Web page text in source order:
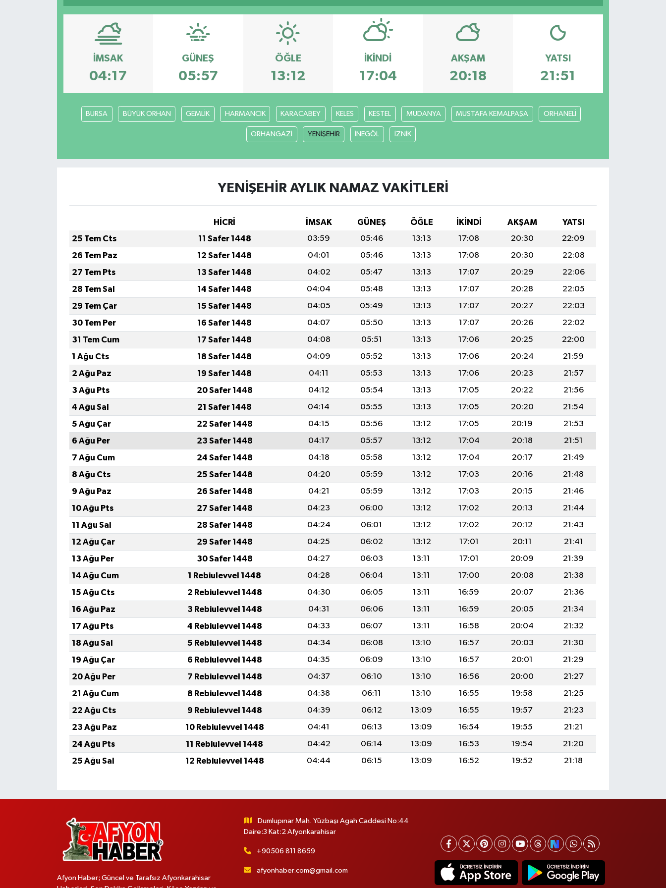
İMSAK
04:17
GÜNEŞ
05:57
ÖĞLE
13:12
İKINDI
17:04
AKŞAM
20:18
YATSI
21:51
BURSA BÜYÜK ORHAN GEMLİK HARMANCIK KARACABEY KELES KESTEL MUDANYA MUSTAFA KEMALPAŞA ORHANELİ
ORHANGAZİ YENİŞEHİR İNEGÖL İZNİK
YENİŞEHİR AYLIK NAMAZ VAKITLERI
HİCRİ İMSAK GÜNEŞ ÖĞLE İKINDI AKŞAM
YATSI
25 Tem Cts
11 Safer 1448 03:59 05:46 13:13 17:08 20:30
22:09
26 Tem Paz
12 Safer 1448 04:01 05:46 13:13 17:08 20:30
22:08
27 Tem Pts
13 Safer 1448 04:02 05:47 13:13 17:07 20:29
22:06
28 Tem Sal
14 Safer 1448 04:04 05:48 13:13 17:07 20:28
22:05
29 Tem Çar
15 Safer 1448 04:05 05:49 13:13 17:07 20:27
22:03
30 Tem Per
16 Safer 1448 04:07 05:50 13:13 17:07 20:26
22:02
31 Tem Cum
17 Safer 1448 04:08 05:51 13:13 17:06 20:25
22:00
1 Ağu Cts
18 Safer 1448 04:09 05:52 13:13 17:06 20:24
21:59
2 Ağu Paz
19 Safer 1448 04:11 05:53 13:13 17:06 20:23
21:57
3 Ağu Pts
20 Safer 1448 04:12 05:54 13:13 17:05 20:22
21:56
4 Ağu Sal
21 Safer 1448 04:14 05:55 13:13 17:05 20:20
21:54
5 Ağu Çar
22 Safer 1448 04:15 05:56 13:12 17:05 20:19
21:53
6 Ağu Per
23 Safer 1448 04:17 05:57 13:12 17:04 20:18
21:51
7 Ağu Cum
24 Safer 1448 04:18 05:58 13:12 17:04 20:17
21:49
8 Ağu Cts
25 Safer 1448 04:20 05:59 13:12 17:03 20:16
21:48
9 Ağu Paz
26 Safer 1448 04:21 05:59 13:12 17:03 20:15
21:46
10 Ağu Pts
27 Safer 1448 04:23 06:00 13:12 17:02 20:13
21:44
11 Ağu Sal
28 Safer 1448 04:24 06:01 13:12 17:02 20:12
21:43
12 Ağu Çar
29 Safer 1448 04:25 06:02 13:12 17:01 20:11
21:41
13 Ağu Per
30 Safer 1448 04:27 06:03 13:11 17:01 20:09
21:39
14 Ağu Cum
1 Rebiulevvel 1448 04:28 06:04 13:11 17:00 20:08
21:38
15 Ağu Cts
2 Rebiulevvel 1448 04:30 06:05 13:11 16:59 20:07
21:36
16 Ağu Paz
3 Rebiulevvel 1448 04:31 06:06 13:11 16:59 20:05
21:34
17 Ağu Pts
4 Rebiulevvel 1448 04:33 06:07 13:11 16:58 20:04
21:32
18 Ağu Sal
5 Rebiulevvel 1448 04:34 06:08 13:10 16:57 20:03
21:30
19 Ağu Çar
6 Rebiulevvel 1448 04:35 06:09 13:10 16:57 20:01
21:29
20 Ağu Per
7 Rebiulevvel 1448 04:37 06:10 13:10 16:56 20:00
21:27
21 Ağu Cum
8 Rebiulevvel 1448 04:38 06:11 13:10 16:55 19:58
21:25
22 Ağu Cts
9 Rebiulevvel 1448 04:39 06:12 13:09 16:55 19:57
21:23
23 Ağu Paz
10 Rebiulevvel 1448 04:41 06:13 13:09 16:54 19:55
21:21
24 Ağu Pts
11 Rebiulevvel 1448 04:42 06:14 13:09 16:53 19:54
21:20
25 Ağu Sal
12 Rebiulevvel 1448 04:44 06:15 13:09 16:52 19:52 21:18
Afyon Haber; Güncel ve Tarafsız Afyonkarahisar
Dumlupınar Mah. Yüzbaşı Agah Caddesi No:44
Daire:3 Kat:2 Afyonkarahisar
+90506 811 8659
afyonhaber.com@gmail.com